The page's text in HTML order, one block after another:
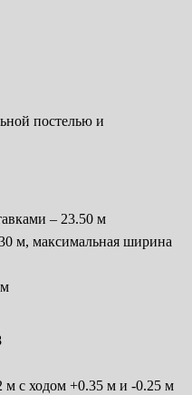
постелью и
– 23.50 м
м, максимальная ширина
м с ходом +0.35 м и -0.25 м